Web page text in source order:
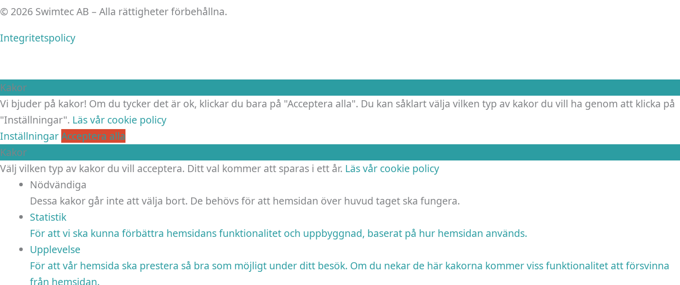
© 2026 Swimtec AB – Alla rättigheter förbehållna.
Integritetspolicy
Kakor
Vi bjuder på kakor! Om du tycker det är ok, klickar du bara på "Acceptera alla". Du kan såklart välja vilken typ av kakor du vill ha genom att klicka på
"Inställningar". Läs vår cookie policy
InställningarAcceptera alla
Kakor
Välj vilken typ av kakor du vill acceptera. Ditt val kommer att sparas i ett år. Läs vår cookie policy
Nödvändiga
Dessa kakor går inte att välja bort. De behövs för att hemsidan över huvud taget ska fungera.
Statistik
För att vi ska kunna förbättra hemsidans funktionalitet och uppbyggnad, baserat på hur hemsidan används.
Upplevelse
För att vår hemsida ska prestera så bra som möjligt under ditt besök. Om du nekar de här kakorna kommer viss funktionalitet att försvinna
från hemsidan.